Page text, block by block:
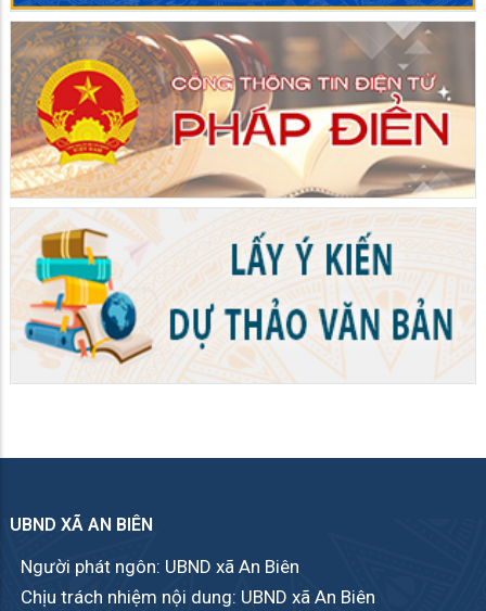
UBND XÃ AN BIÊN
Người phát ngôn: UBND xã An Biên
Chịu trách nhiệm nội dung: UBND xã An Biên